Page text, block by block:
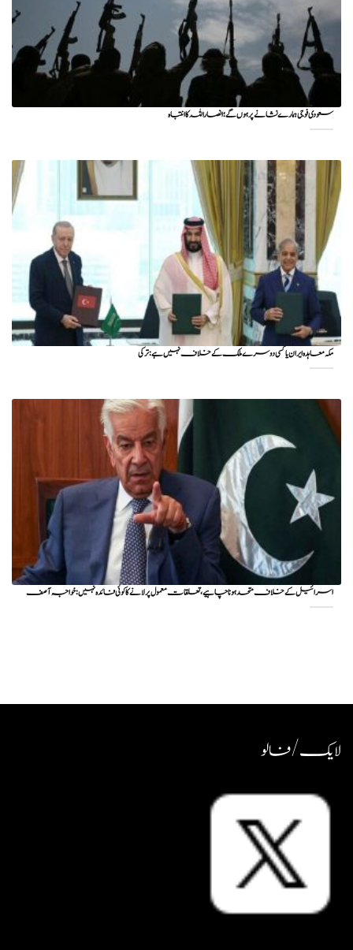
سعودی فوجی ہمارے نشانے پر ہوں گے؛ انصاراللہ کا انتباہ
مکہ معاہدہ ایران یا کسی دوسرے ملک کے خلاف نہیں ہے: ترکی
اسرائیل کے خلاف متحد ہونا چاہیے، تعلقات معمول پر لانے کا کوئی فائدہ نہیں: خواجہ آصف
لایک / فالو